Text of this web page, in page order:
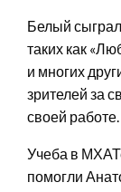
Белый
таких как
и многих
зрителей за
своей работе.
Учеба в
помогли